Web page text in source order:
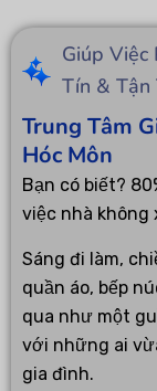
Giúp Việc
Tín & Tận
Trung Tâm
Hóc Môn
Bạn có biết?
việc nhà không
Sáng đi làm,
quần áo, bếp
qua như một
với những ai
gia đình.